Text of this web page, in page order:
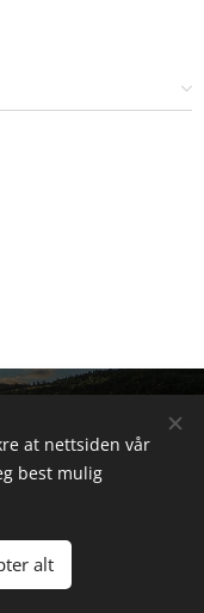
at nettsiden vår
best mulig
alt